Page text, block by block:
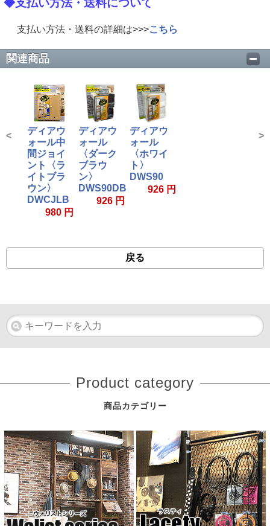
◆支払い方法・送料について
支払い方法・送料の詳細は>>>こちら
関連商品
ディアウ
ォール中
間ジョイ
ント〈ラ
イトブラ
ウン〉
DWCJLB
980 円
ディアウ
ォール
〈ダーク
ブラウ
ン〉
DWS90DB
926 円
ディアウ
ォール
〈ホワイ
ト〉
DWS90
926 円
< >
戻る
Product category
商品カテゴリー